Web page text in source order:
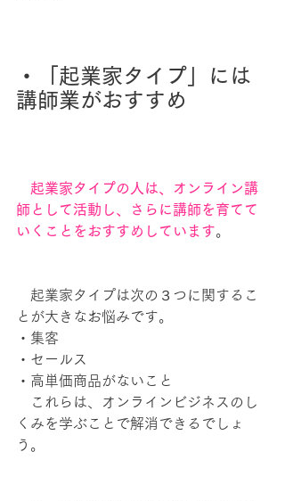
・「起業家タイプ」には
講師業がおすすめ
起業家タイプの人は、オンライン講
師として活動し、さらに講師を育てて
いくことをおすすめしています。
起業家タイプは次の３つに関するこ
とが大きなお悩みです。
・集客
・セールス
・高単価商品がないこと
これらは、オンラインビジネスのし
くみを学ぶことで解消できるでしょ
う。